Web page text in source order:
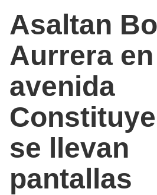
Asaltan
Aurrera en
avenida
se llevan
pantallas